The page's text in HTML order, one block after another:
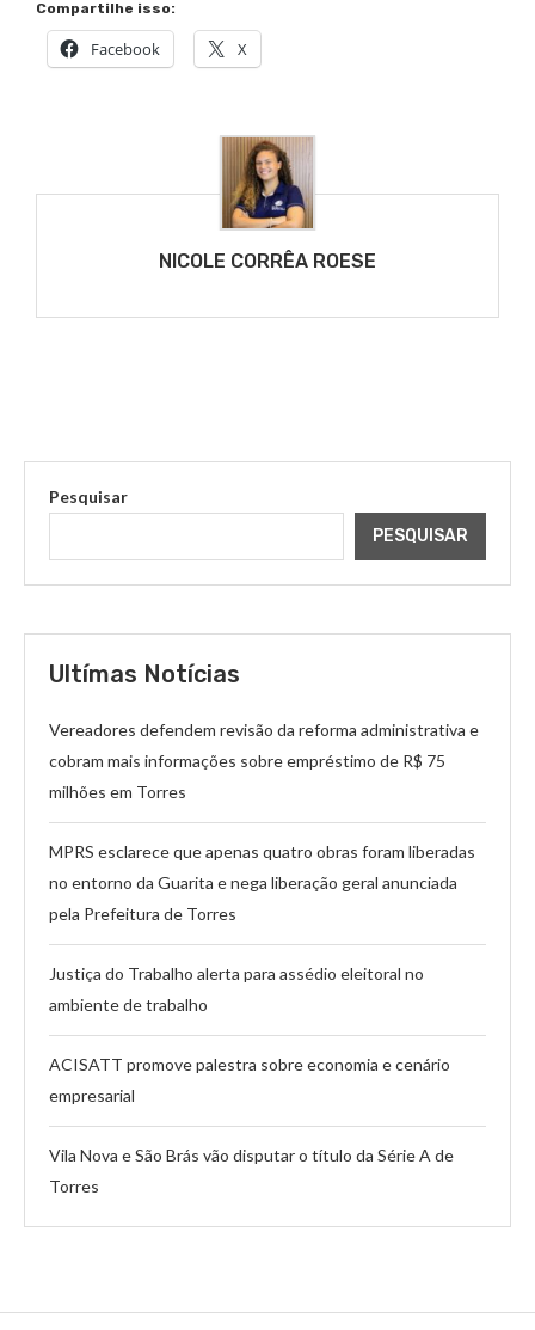
Compartilhe isso:
Facebook X
NICOLE CORRÊA ROESE
Pesquisar
PESQUISAR
Ultímas Notícias
Vereadores defendem revisão da reforma administrativa e
cobram mais informações sobre empréstimo de R$ 75
milhões em Torres
MPRS esclarece que apenas quatro obras foram liberadas
no entorno da Guarita e nega liberação geral anunciada
pela Prefeitura de Torres
Justiça do Trabalho alerta para assédio eleitoral no
ambiente de trabalho
ACISATT promove palestra sobre economia e cenário
empresarial
Vila Nova e São Brás vão disputar o título da Série A de
Torres